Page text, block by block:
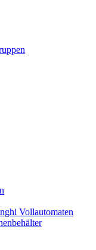
Vollautomaten